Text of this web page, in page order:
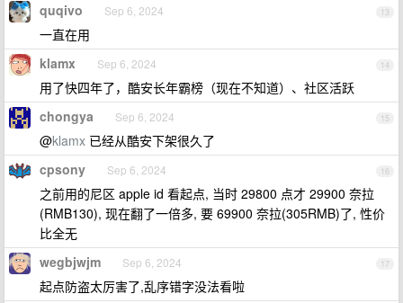
13
quqivo Sep 6, 2024
一直在用
14
klamx Sep 6, 2024
用了快四年了，酷安长年霸榜（现在不知道）、社区活跃
15
chongya Sep 6, 2024
@klamx 已经从酷安下架很久了
16
cpsony Sep 6, 2024
之前用的尼区 apple id 看起点, 当时 29800 点才 29900 奈拉
(RMB130), 现在翻了一倍多, 要 69900 奈拉(305RMB)了, 性价
比全无
17
wegbjwjm Sep 6, 2024
起点防盗太厉害了,乱序错字没法看啦